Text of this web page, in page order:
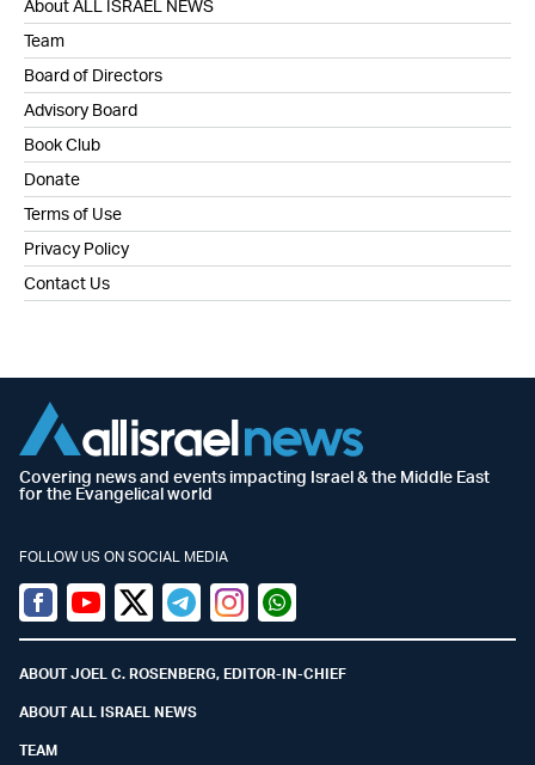
About ALL ISRAEL NEWS
Team
Board of Directors
Advisory Board
Book Club
Donate
Terms of Use
Privacy Policy
Contact Us
Covering news and events impacting Israel & the Middle East
for the Evangelical world
FOLLOW US ON SOCIAL MEDIA
Facebook
YoutubeTwitter (X)
TelegramInstagramWhatsapp
ABOUT JOEL C. ROSENBERG, EDITOR-IN-CHIEF
ABOUT ALL ISRAEL NEWS
TEAM